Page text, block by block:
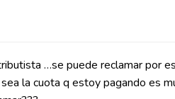
…se puede reclamar por
la cuota q estoy pagando es